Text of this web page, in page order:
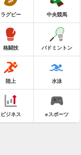
ラグビー 中央競馬
格闘技 バドミントン
陸上 水泳
ビジネス eスポーツ